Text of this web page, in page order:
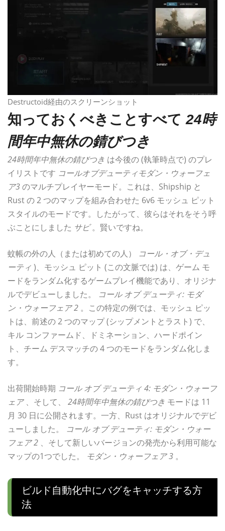
Destructoid経由のスクリーンショット
知っておくべきことすべて24時
間年中無休の錆びつき
24時間年中無休の錆びつき は今後の (執筆時点で) のプレ
イリストです コールオブデューティモダン・ウォーフェ
ア3のマルチプレイヤーモード。これは、Shipship と
Rust の 2 つのマップを組み合わせた 6v6 モッシュ ピット
スタイルのモードです。したがって、彼らはそれをそう呼
ぶことにしました サビ。賢いですね。
蚊帳の外の人（または初めての人） コール・オブ・デュ
ーティ )、モッシュ ピット (この文脈では) は、ゲーム モ
ードをランダム化するゲームプレイ機能であり、オリジナ
ルでデビューしました。 コール オブ デューティ: モダ
ン・ウォーフェア 2 。この特定の例では、モッシュ ピッ
トは、前述の 2 つのマップ (シップメントとラスト) で、
キル コンファームド、ドミネーション、ハードポイン
ト、チーム デスマッチの 4 つのモードをランダム化しま
す。
出荷開始時期 コール オブ デューティ 4: モダン・ウォーフ
ェア、そして、 24時間年中無休の錆びつき モードは 11
月 30 日に公開されます。一方、Rust はオリジナルでデビ
ューしました。 コール オブ デューティ: モダン・ウォー
フェア 2 、そして新しいバージョンの発売から利用可能な
マップの1つでした。 モダン・ウォーフェア 3 。
ビルド自動化中にバグをキャッチする方
法